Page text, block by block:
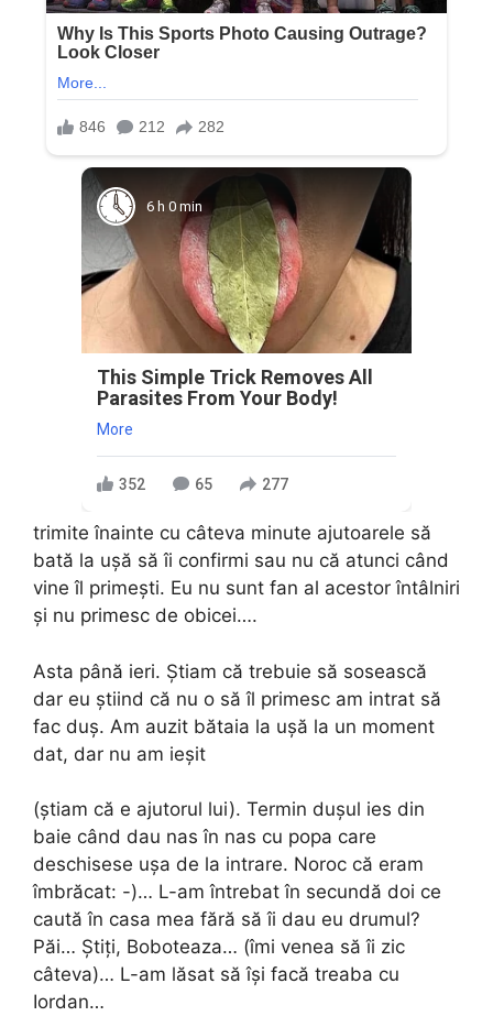
6 h 0 min
This Simple Trick Removes All
Parasites From Your Body!
More
352 65 277
trimite înainte cu câteva minute ajutoarele să
bată la ușă să îi confirmi sau nu că atunci când
vine îl primești. Eu nu sunt fan al acestor întâlniri
și nu primesc de obicei….
Asta până ieri. Știam că trebuie să sosească
dar eu știind că nu o să îl primesc am intrat să
fac duș. Am auzit bătaia la ușă la un moment
dat, dar nu am ieșit
(știam că e ajutorul lui). Termin dușul ies din
baie când dau nas în nas cu popa care
deschisese ușa de la intrare. Noroc că eram
îmbrăcat: -)… L-am întrebat în secundă doi ce
caută în casa mea fără să îi dau eu drumul?
Păi… Știți, Boboteaza… (îmi venea să îi zic
câteva)… L-am lăsat să își facă treaba cu
Iordan…